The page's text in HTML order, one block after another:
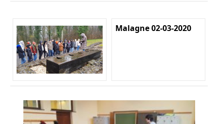
Malagne 02-03-2020